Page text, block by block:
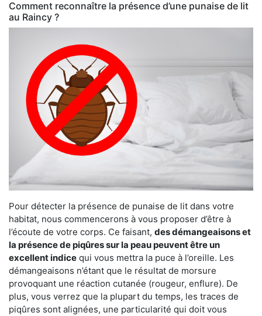
Comment reconnaître la présence d’une punaise de lit
au Raincy ?
Pour détecter la présence de punaise de lit dans votre
habitat, nous commencerons à vous proposer d’être à
l’écoute de votre corps. Ce faisant, des démangeaisons et
la présence de piqûres sur la peau peuvent être un
excellent indice qui vous mettra la puce à l’oreille. Les
démangeaisons n’étant que le résultat de morsure
provoquant une réaction cutanée (rougeur, enflure). De
plus, vous verrez que la plupart du temps, les traces de
piqûres sont alignées, une particularité qui doit vous